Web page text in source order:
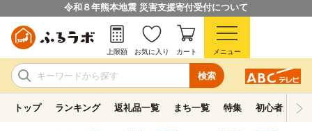
令和８年熊本地震 災害支援寄付受付について
検索
上限額 お気に入り カート メニュー
トップ ランキング 返礼品一覧 まち一覧 特集 初心者ガイド